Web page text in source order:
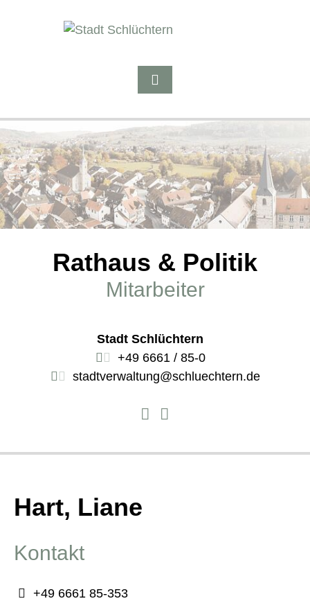
Rathaus & Politik
Mitarbeiter
Stadt Schlüchtern
+49 6661 / 85-0
stadtverwaltung@schluechtern.de
Hart, Liane
Kontakt
+49 6661 85-353